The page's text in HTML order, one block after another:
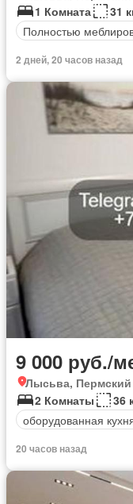
1 Комната
31
Полностью
2 дней, 20 часов назад
9 000 руб./
Лысьва,
2 Комнаты
36
оборудованная
20 часов назад